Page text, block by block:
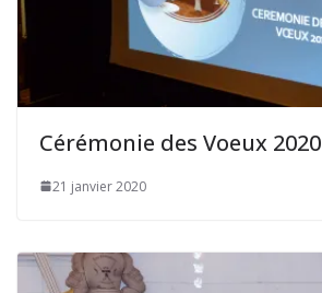
Cérémonie des Voeux 2020
21 janvier 2020